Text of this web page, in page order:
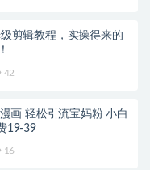
剪辑教程，实操得来的
42
画 轻松引流宝妈粉 小白
19-39
16